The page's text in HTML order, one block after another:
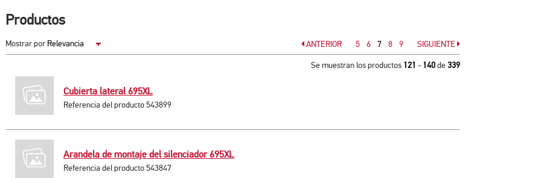
Productos
Mostrar por
ANTERIOR
Página
Página
5 Página
6 7 Página
8 Página
9
SIGUIENTE
Página
Se muestran los productos121 - 140de339
Cubierta lateral 695XL
Referencia del producto 543899
Arandela de montaje del silenciador 695XL
Referencia del producto 543847